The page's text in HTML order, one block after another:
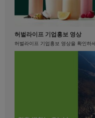
베케이션 & 명절을 준비하는
필라테스 강사 제니퍼 델포조와 함께
도전해 보세요...................
허벌라이프 기업홍보 영상
허벌라이프 기업홍보 영상을 확인하